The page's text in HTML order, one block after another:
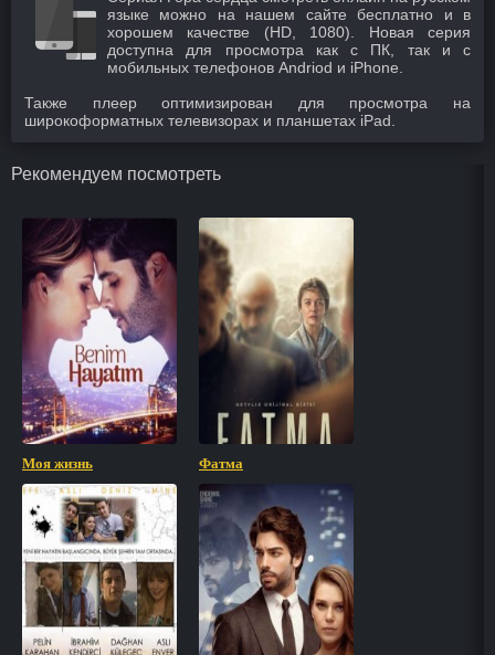
языке можно на нашем сайте бесплатно и в
хорошем качестве (HD, 1080). Новая серия
доступна для просмотра как с ПК, так и с
мобильных телефонов Andriod и iPhone.
Также плеер оптимизирован для просмотра на
широкоформатных телевизорах и планшетах iPad.
Рекомендуем посмотреть
Моя жизнь Фатма